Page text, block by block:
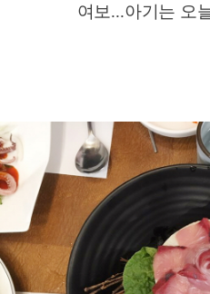
여보...아기는 오